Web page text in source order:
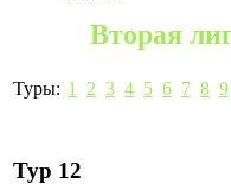
Вторая
Туры: 1 2 3 4 5 6 7 8 9
Тур 12